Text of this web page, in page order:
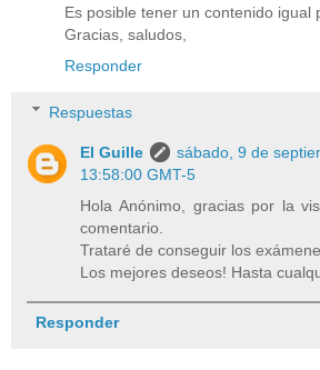
Es posible tener un contenido igual
Gracias, saludos,
Responder
Respuestas
El Guille
sábado, 9 de
13:58:00 GMT-5
Hola Anónimo, gracias por la
comentario.
Trataré de conseguir los
Los mejores deseos! Hasta
Responder